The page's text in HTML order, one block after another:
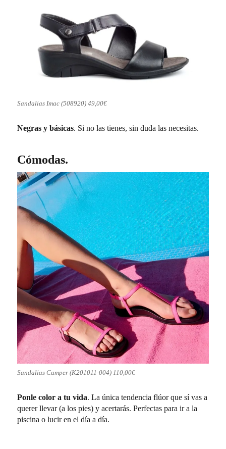
Sandalias Imac (508920) 49,00€
Negras y básicas. Si no las tienes, sin duda las necesitas.
Cómodas.
Sandalias Camper (K201011-004) 110,00€
Ponle color a tu vida. La única tendencia flúor que sí vas a
querer llevar (a los pies) y acertarás. Perfectas para ir a la
piscina o lucir en el día a día.